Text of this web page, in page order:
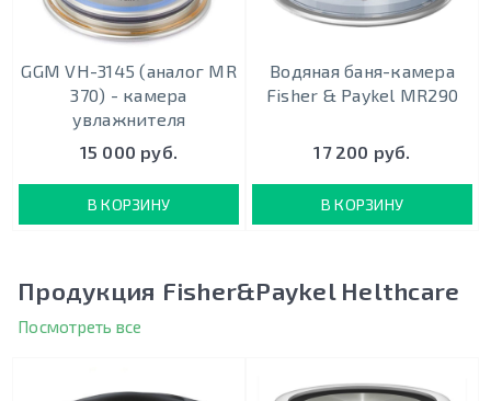
GGM VH-3145 (аналог MR
370) - камера
увлажнителя
15 000 руб.
В КОРЗИНУ
Водяная баня-камера
Fisher & Paykel MR290
17 200 руб.
В КОРЗИНУ
Продукция Fisher&Paykel Helthcare
Посмотреть все